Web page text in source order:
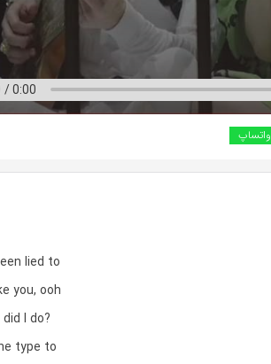
واتساپ
lied to
you, ooh
I do?
type to